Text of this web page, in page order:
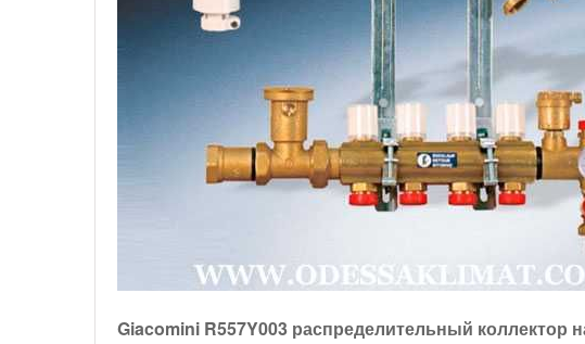
Giacomini R557Y003 распределительный коллектор